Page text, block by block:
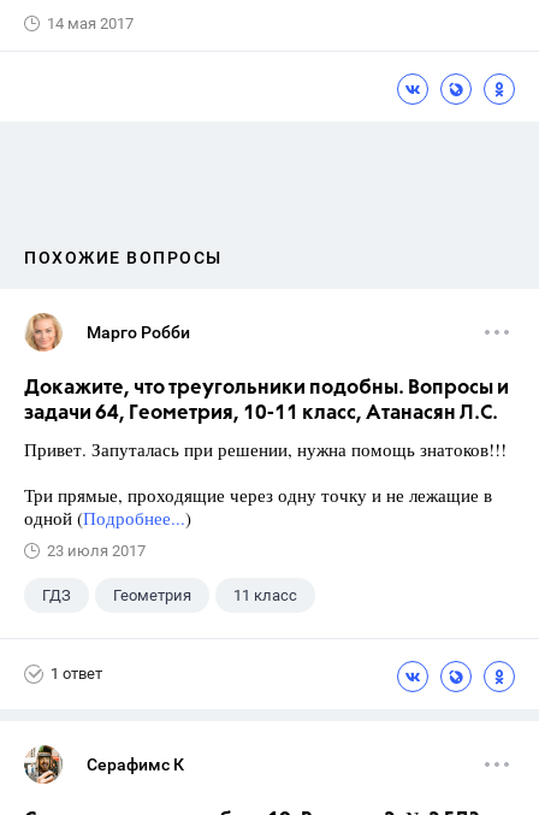
14 мая 2017
ПОХОЖИЕ ВОПРОСЫ
Марго Робби
Докажите, что треугольники подобны. Вопросы и
задачи 64, Геометрия, 10-11 класс, Атанасян Л.С.
Привет. Запуталась при решении, нужна помощь знатоков!!!
Три прямые, проходящие через одну точку и не лежащие в
одной (Подробнее...)
23 июля 2017
ГДЗ Геометрия 11 класс
1 ответ
Серафимс К